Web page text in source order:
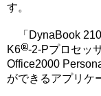
す。
「DynaBook
K6
-2-Pプロセッ
Office2000
ができるアプリケ